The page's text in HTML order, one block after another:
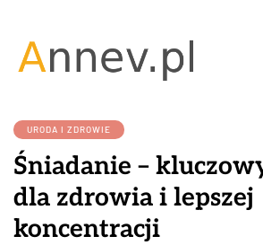
URODA I ZDROWIE
Śniadanie –
dla zdrowia i lepszej
koncentracji